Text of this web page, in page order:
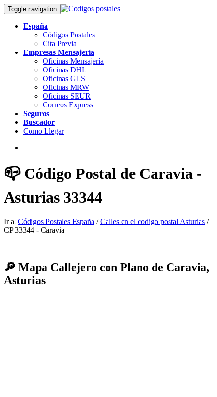
Toggle navigation
España
Códigos Postales
Cita Previa
Empresas Mensajería
Oficinas Mensajería
Oficinas DHL
Oficinas GLS
Oficinas MRW
Oficinas SEUR
Correos Express
Seguros
Buscador
Como Llegar
📪 Código Postal de Caravia -
Asturias 33344
Ir a: Códigos Postales España /Calles en el codigo postal Asturias /
CP 33344 - Caravia
🔎 Mapa Callejero con Plano de Caravia,
Asturias